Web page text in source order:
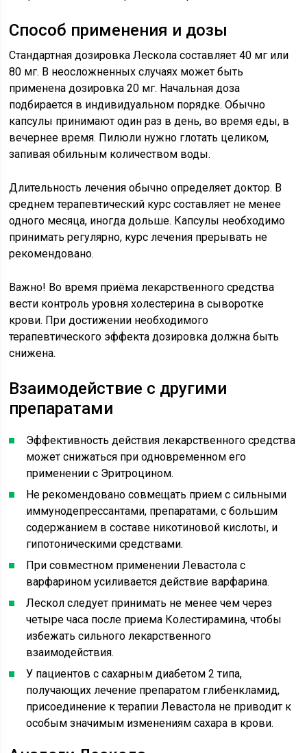
Способ применения и дозы
Стандартная дозировка Лескола составляет 40 мг или
80 мг. В неосложненных случаях может быть
применена дозировка 20 мг. Начальная доза
подбирается в индивидуальном порядке. Обычно
капсулы принимают один раз в день, во время еды, в
вечернее время. Пилюли нужно глотать целиком,
запивая обильным количеством воды.
Длительность лечения обычно определяет доктор. В
среднем терапевтический курс составляет не менее
одного месяца, иногда дольше. Капсулы необходимо
принимать регулярно, курс лечения прерывать не
рекомендовано.
Важно! Во время приёма лекарственного средства
вести контроль уровня холестерина в сыворотке
крови. При достижении необходимого
терапевтического эффекта дозировка должна быть
снижена.
Взаимодействие с другими
препаратами
Эффективность действия лекарственного средства
может снижаться при одновременном его
применении с Эритроцином.
Не рекомендовано совмещать прием с сильными
иммунодепрессантами, препаратами, с большим
содержанием в составе никотиновой кислоты, и
гипотоническими средствами.
При совместном применении Левастола с
варфарином усиливается действие варфарина.
Лескол следует принимать не менее чем через
четыре часа после приема Колестирамина, чтобы
избежать сильного лекарственного
взаимодействия.
У пациентов с сахарным диабетом 2 типа,
получающих лечение препаратом глибенкламид,
присоединение к терапии Левастола не приводит к
особым значимым изменениям сахара в крови.